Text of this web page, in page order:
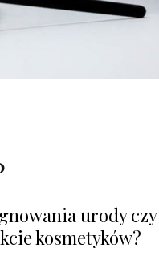
urody czy
kosmetyków?